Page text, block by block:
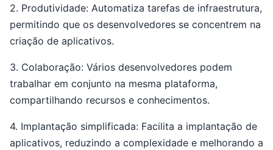
2. Produtividade: Automatiza tarefas de infraestrutura,
permitindo que os desenvolvedores se concentrem na
criação de aplicativos.
3. Colaboração: Vários desenvolvedores podem
trabalhar em conjunto na mesma plataforma,
compartilhando recursos e conhecimentos.
4. Implantação simplificada: Facilita a implantação de
aplicativos, reduzindo a complexidade e melhorando a